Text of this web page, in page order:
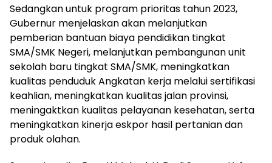
Sedangkan untuk program prioritas tahun 2023,
Gubernur menjelaskan akan melanjutkan
pemberian bantuan biaya pendidikan tingkat
SMA/SMK Negeri, melanjutkan pembangunan unit
sekolah baru tingkat SMA/SMK, meningkatkan
kualitas penduduk Angkatan kerja melalui sertifikasi
keahlian, meningkatkan kualitas jalan provinsi,
meningaktkan kualitas pelayanan kesehatan, serta
meningkatkan kinerja eskpor hasil pertanian dan
produk olahan.